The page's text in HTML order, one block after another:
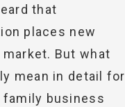
that
places new
But what
mean in detail for
business